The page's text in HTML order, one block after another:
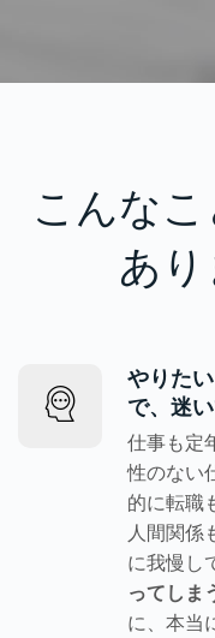
こんな
あ
やりた
で、迷
仕事も定
性のない
的に転職
人間関係
に我慢し
ってしま
に、本当